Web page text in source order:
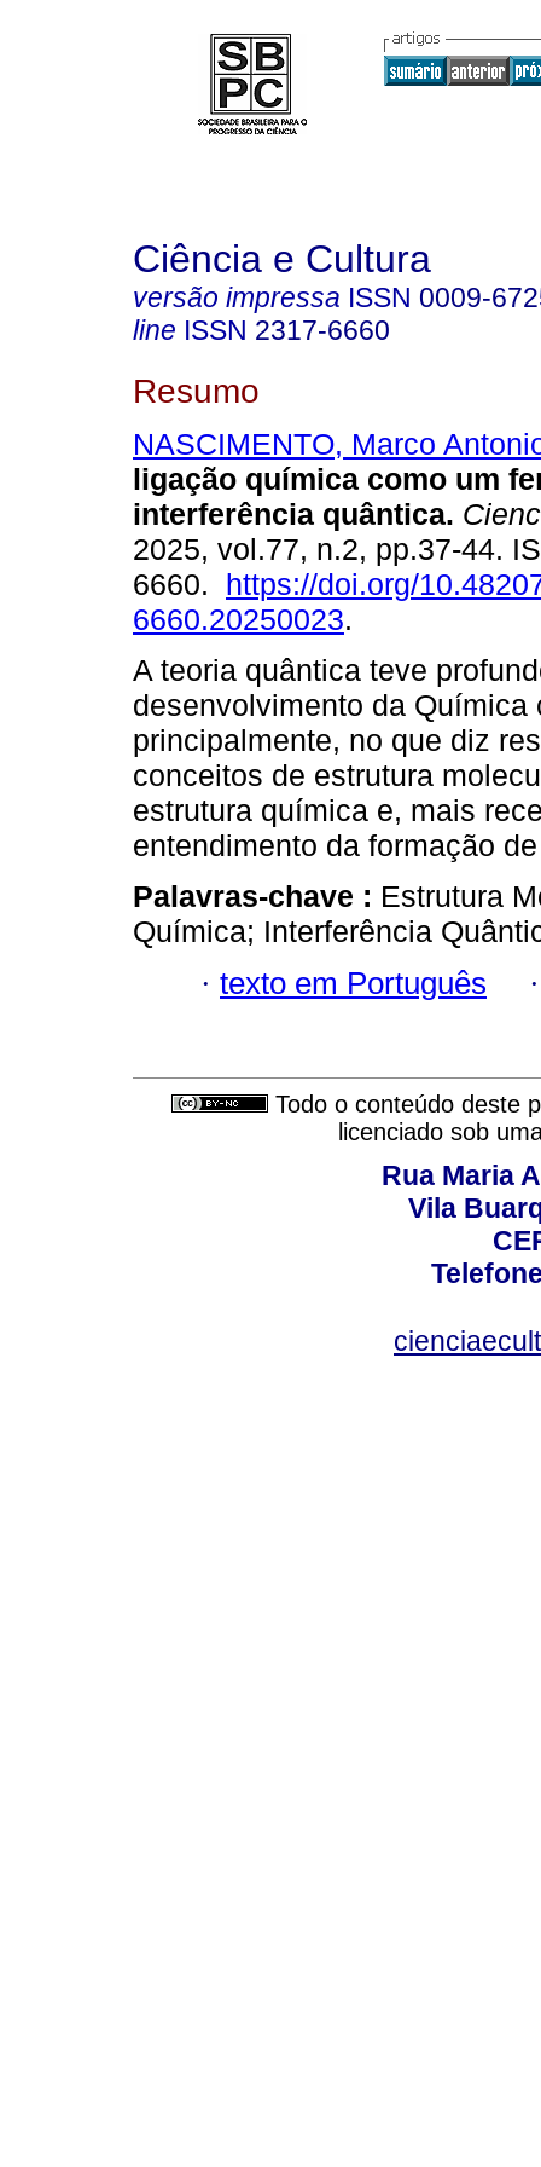
Ciência e Cultura
versão impressa ISSN 0009-
line ISSN 2317-6660
Resumo
NASCIMENTO, Marco
ligação química como um
interferência quântica.
2025, vol.77, n.2, pp.37-44.
6660. https://doi.org/
6660.20250023.
A teoria quântica teve
desenvolvimento da Química
principalmente, no que diz
conceitos de estrutura
estrutura química e, mais
entendimento da formação
Palavras-chave : Estrutura
Química; Interferência
· texto em Português
Todo o conteúdo deste
licenciado sob
Rua Maria
Vila